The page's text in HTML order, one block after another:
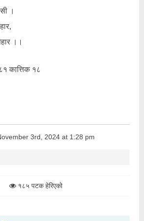
।
।।
कात्तिक १८
3rd, 2024 at 1:28 pm
१८५ पटक हेरिएको